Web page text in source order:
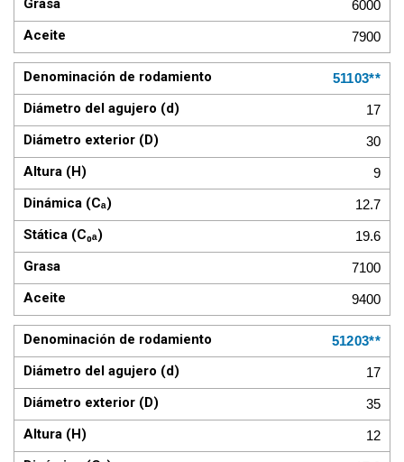
6000
7900
51103**
17
30
9
12.7
19.6
7100
9400
51203**
17
35
12